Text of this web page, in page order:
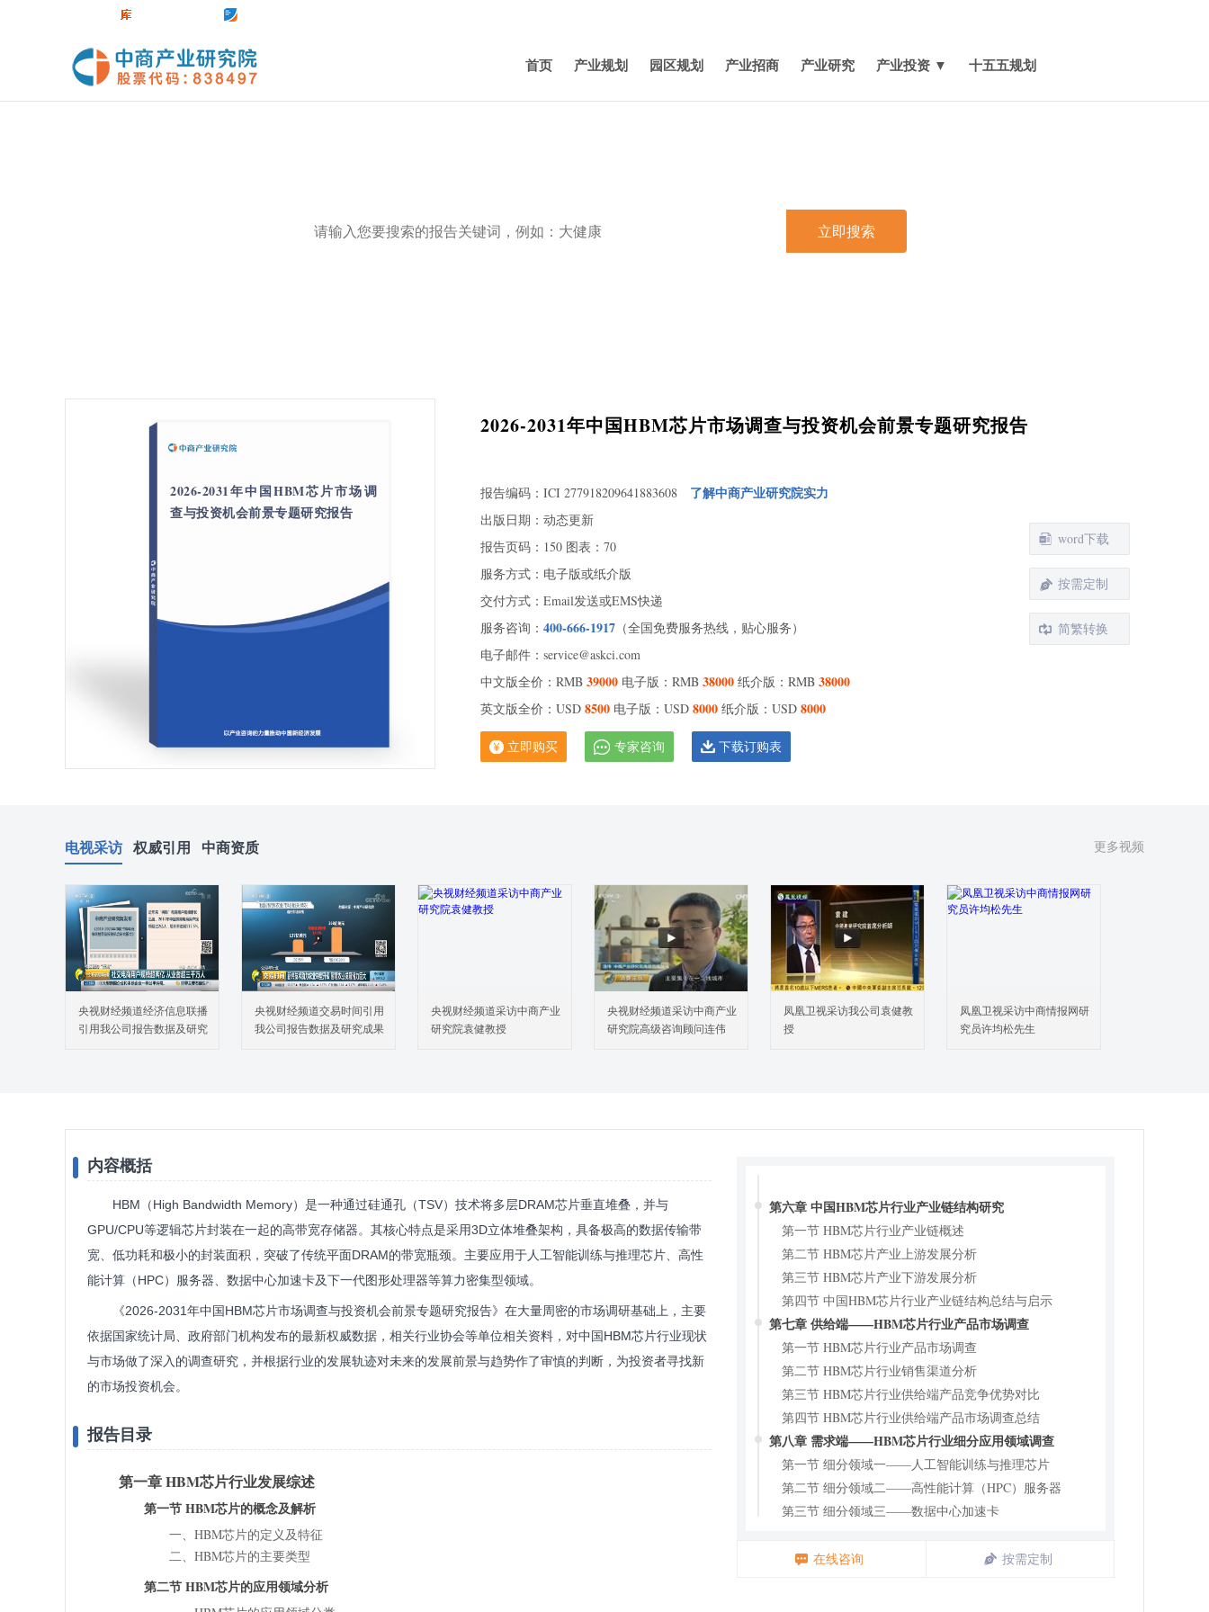
首页 产业规划 园区规划 产业招商 产业研究 产业投资 ▼ 十五五规划
立即搜索
2026-2031年中国HBM芯片市场调
查与投资机会前景专题研究报告
2026-2031年中国HBM芯片市场调查与投资机会前景专题研究报告
报告编码：ICI 277918209641883608 了解中商产业研究院实力
出版日期：动态更新
报告页码：150 图表：70
服务方式：电子版或纸介版
交付方式：Email发送或EMS快递
服务咨询： 400-666-1917 （全国免费服务热线，贴心服务）
电子邮件：service@askci.com
中文版全价：RMB 39000 电子版：RMB 38000 纸介版：RMB 38000
英文版全价：USD 8500 电子版：USD 8000 纸介版：USD 8000
立即购买 专家咨询 下载订购表
word下载
按需定制
简繁转换
电视采访 权威引用 中商资质
央视财经频道经济信息联播
引用我公司报告数据及研究
央视财经频道交易时间引用
我公司报告数据及研究成果
央视财经频道采访中商产业
研究院袁健教授
央视财经频道采访中商产业
研究院高级咨询顾问连伟
凤凰卫视采访我公司袁健教
授
凤凰卫视采访中商情报网研
究员许均松先生
更多视频
内容概括
HBM（High Bandwidth Memory）是一种通过硅通孔（TSV）技术将多层DRAM芯片垂直堆叠，并与
GPU/CPU等逻辑芯片封装在一起的高带宽存储器。其核心特点是采用3D立体堆叠架构，具备极高的数据传输带
宽、低功耗和极小的封装面积，突破了传统平面DRAM的带宽瓶颈。主要应用于人工智能训练与推理芯片、高性
能计算（HPC）服务器、数据中心加速卡及下一代图形处理器等算力密集型领域。
《2026-2031年中国HBM芯片市场调查与投资机会前景专题研究报告》在大量周密的市场调研基础上，主要
依据国家统计局、政府部门机构发布的最新权威数据，相关行业协会等单位相关资料，对中国HBM芯片行业现状
与市场做了深入的调查研究，并根据行业的发展轨迹对未来的发展前景与趋势作了审慎的判断，为投资者寻找新
的市场投资机会。
报告目录
第一章 HBM芯片行业发展综述
第一节 HBM芯片的概念及解析
一、HBM芯片的定义及特征
二、HBM芯片的主要类型
第二节 HBM芯片的应用领域分析
第一节 HBM芯片的概念及解析
第二章 中国HBM芯片产业政策环境分析
第二节 HBM芯片行业标准体系建设现状
第三节 中国HBM芯片行业需求情况
第四节 中国HBM芯片市场销售价格情况
第五节 中国HBM芯片行业发展影响因素
第六节 HBM芯片行业市场发展调查总结与启示
第四章 中国HBM芯片相关产品进出口市场发展调查
第一节 中国HBM芯片行业相关产品进出口市场现状
第六章 中国HBM芯片行业产业链结构研究
第一节 HBM芯片行业产业链概述
第二节 HBM芯片产业上游发展分析
第三节 HBM芯片产业下游发展分析
第四节 中国HBM芯片行业产业链结构总结与启示
第七章 供给端——HBM芯片行业产品市场调查
第一节 HBM芯片行业产品市场调查
第二节 HBM芯片行业销售渠道分析
第三节 HBM芯片行业供给端产品竞争优势对比
第四节 HBM芯片行业供给端产品市场调查总结
第八章 需求端——HBM芯片行业细分应用领域调查
第一节 细分领域一——人工智能训练与推理芯片
第二节 细分领域二——高性能计算（HPC）服务器
第三节 细分领域三——数据中心加速卡
第五节 HBM芯片行业细分应用领域调查总结与启示
在线咨询 按需定制